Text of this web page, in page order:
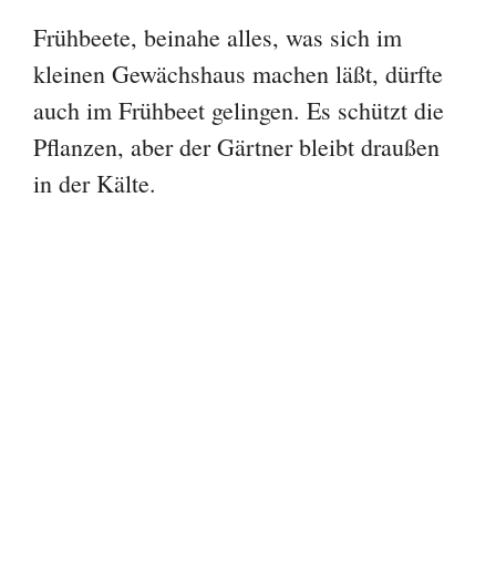
Frühbeete, beinahe alles, was sich im
kleinen Gewächshaus machen läßt, dürfte
auch im Frühbeet gelingen. Es schützt die
Pflanzen, aber der Gärtner bleibt draußen
in der Kälte.